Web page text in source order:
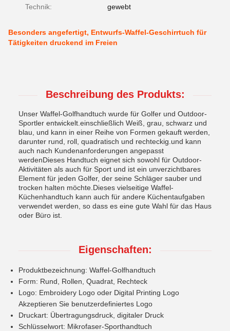
Technik: gewebt
Besonders angefertigt, Entwurfs-Waffel-Geschirrtuch für
Tätigkeiten druckend im Freien
Beschreibung des Produkts:
Unser Waffel-Golfhandtuch wurde für Golfer und Outdoor-
Sportler entwickelt.einschließlich Weiß, grau, schwarz und
blau, und kann in einer Reihe von Formen gekauft werden,
darunter rund, roll, quadratisch und rechteckig.und kann
auch nach Kundenanforderungen angepasst
werdenDieses Handtuch eignet sich sowohl für Outdoor-
Aktivitäten als auch für Sport und ist ein unverzichtbares
Element für jeden Golfer, der seine Schläger sauber und
trocken halten möchte.Dieses vielseitige Waffel-
Küchenhandtuch kann auch für andere Küchentaufgaben
verwendet werden, so dass es eine gute Wahl für das Haus
oder Büro ist.
Eigenschaften:
Produktbezeichnung: Waffel-Golfhandtuch
Form: Rund, Rollen, Quadrat, Rechteck
Logo: Embroidery Logo oder Digital Printing Logo
Akzeptieren Sie benutzerdefiniertes Logo
Druckart: Übertragungsdruck, digitaler Druck
Schlüsselwort: Mikrofaser-Sporthandtuch